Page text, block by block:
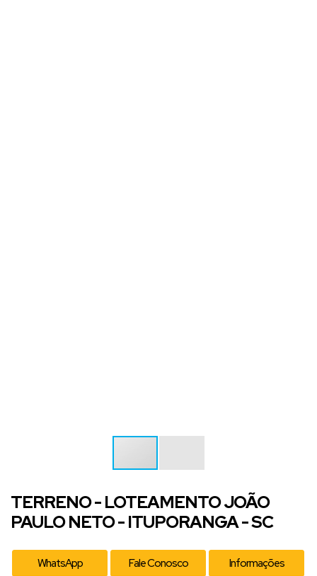
TERRENO - LOTEAMENTO JOÃO
PAULO NETO - ITUPORANGA - SC
WhatsApp Fale Conosco Informações